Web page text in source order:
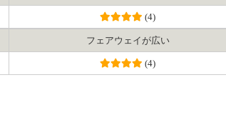
(4)
フェアウェイ が広い
(4)